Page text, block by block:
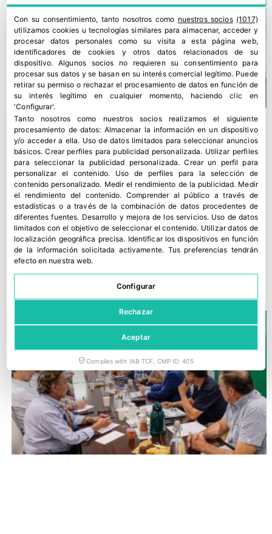
Fecoam expone al Gobierno regional sus prioridades para el
Con su consentimiento, tanto nosotros como nuestros socios (1017)
utilizamos cookies u tecnologías similares para almacenar, acceder y
procesar datos personales como su visita a esta página web,
identificadores de cookies y otros datos relacionados de su
dispositivo. Algunos socios no requieren su consentimiento para
procesar sus datos y se basan en su interés comercial legítimo. Puede
retirar su permiso o rechazar el procesamiento de datos en función de
su interés legítimo en cualquier momento, haciendo clic en
'Configurar'.
Tanto nosotros como nuestros socios realizamos el siguiente
procesamiento de datos: Almacenar la información en un dispositivo
y/o acceder a ella. Uso de datos limitados para seleccionar anuncios
básicos.Crear perfiles para publicidad personalizada. Utilizar perfiles
para seleccionar la publicidad personalizada.Crear un perfil para
personalizar el contenido. Uso de perfiles para la selección de
contenido personalizado. Medir el rendimiento de la publicidad. Medir
el rendimiento del contenido.Comprender al público a través de
estadísticas o a través de la combinación de datos procedentes de
diferentes fuentes. Desarrollo y mejora de los servicios. Uso de datos
limitados con el objetivo de seleccionar el contenido. Utilizar datos de
localización geográfica precisa. Identificar los dispositivos en función
de la información solicitada activamente. Tus preferencias tendrán
efecto en nuestra web.
Configurar
Rechazar
Aceptar
Complies with IAB TCF, CMP ID: 405